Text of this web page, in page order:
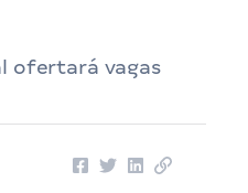
ofertará vagas